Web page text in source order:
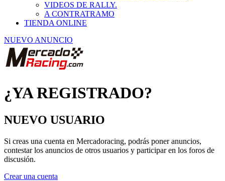
VIDEOS DE RALLY.
A CONTRATRAMO
TIENDA ONLINE
NUEVO ANUNCIO
¿YA REGISTRADO?
NUEVO USUARIO
Si creas una cuenta en Mercadoracing, podrás poner anuncios,
contestar los anuncios de otros usuarios y participar en los foros de
discusión.
Crear una cuenta